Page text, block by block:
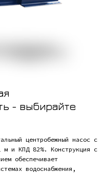
- выбирайте
центробежный насос с
и КПД 82%. Конструкция с
обеспечивает
водоснабжения,